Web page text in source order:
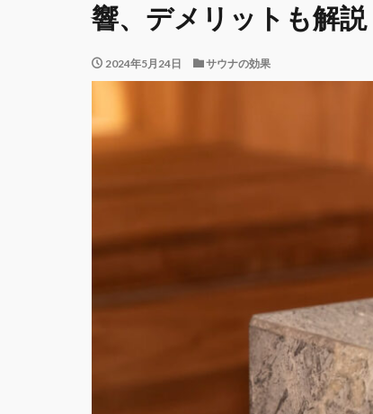
響、デメリットも解説
2024年5月24日 サウナの効果